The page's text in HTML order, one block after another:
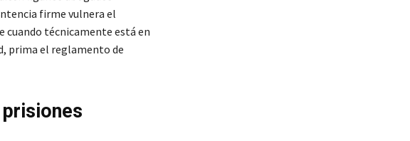
firme vulnera el
cuando técnicamente está en
prima el reglamento de